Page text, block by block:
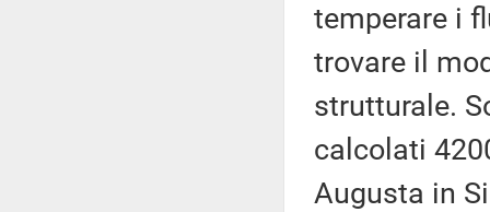
temperare i
trovare il
strutturale.
calcolati
Augusta in